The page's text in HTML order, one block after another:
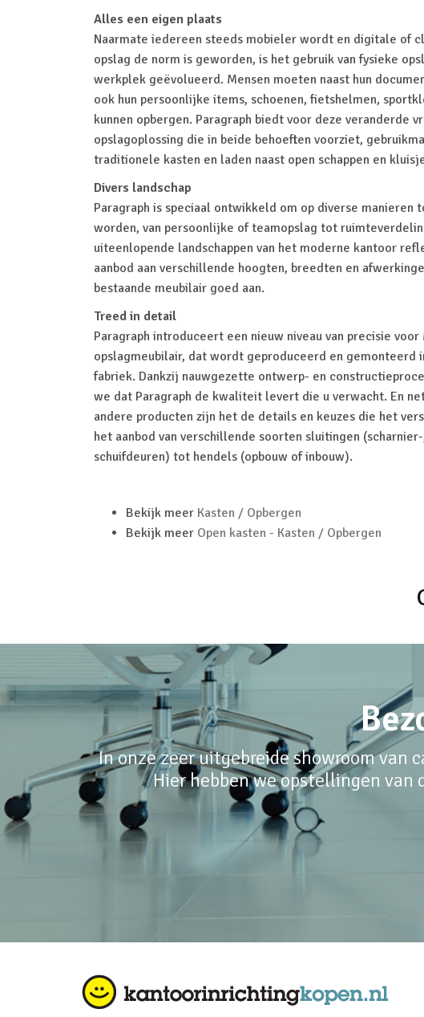
Alles een eigen plaats
Naarmate iedereen steeds mobieler wordt en digitale of
opslag de norm is geworden, is het gebruik van fysieke
werkplek geëvolueerd. Mensen moeten naast hun
ook hun persoonlijke items, schoenen, fietshelmen,
kunnen opbergen. Paragraph biedt voor deze veranderde
opslagoplossing die in beide behoeften voorziet,
traditionele kasten en laden naast open schappen en
Divers landschap
Paragraph is speciaal ontwikkeld om op diverse manieren
worden, van persoonlijke of teamopslag tot
uiteenlopende landschappen van het moderne kantoor
aanbod aan verschillende hoogten, breedten en
bestaande meubilair goed aan.
Treed in detail
Paragraph introduceert een nieuw niveau van precisie voor
opslagmeubilair, dat wordt geproduceerd en gemonteerd
fabriek. Dankzij nauwgezette ontwerp- en
we dat Paragraph de kwaliteit levert die u verwacht. En
andere producten zijn het de details en keuzes die het
het aanbod van verschillende soorten sluitingen
schuifdeuren) tot hendels (opbouw of inbouw).
Bekijk meer Kasten / Opbergen
Bekijk meer Open kasten - Kasten / Opbergen
In onze zeer uitgebreide showroom
Hier hebben we opstellingen van